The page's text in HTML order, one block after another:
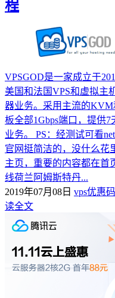
程
VPSGOD是一家成立于
美国和法国VPS和虚拟主
器业务。采用主流的KVM
板全部1Gbps端口，提供
业务。 PS：经测试可看
官网挺简洁的，没什么花
主页，重要的内容都在首
线荷兰阿姆斯特丹...
2019年07月08日 vps优惠码
读全文